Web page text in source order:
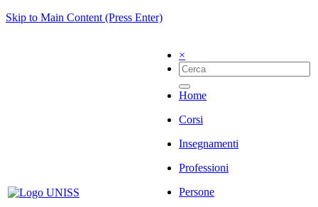
Skip to Main Content (Press Enter)
×
Home
Corsi
Insegnamenti
Professioni
Persone